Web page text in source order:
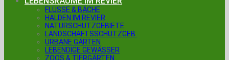
FLÜSSE & BÄCHE
HALDEN IM REVIER
NATURSCHUTZGEBIETE
LANDSCHAFTSSCHUTZGEB.
URBANE GÄRTEN
LEBENDIGE GEWÄSSER
ZOOS & TIERGÄRTEN